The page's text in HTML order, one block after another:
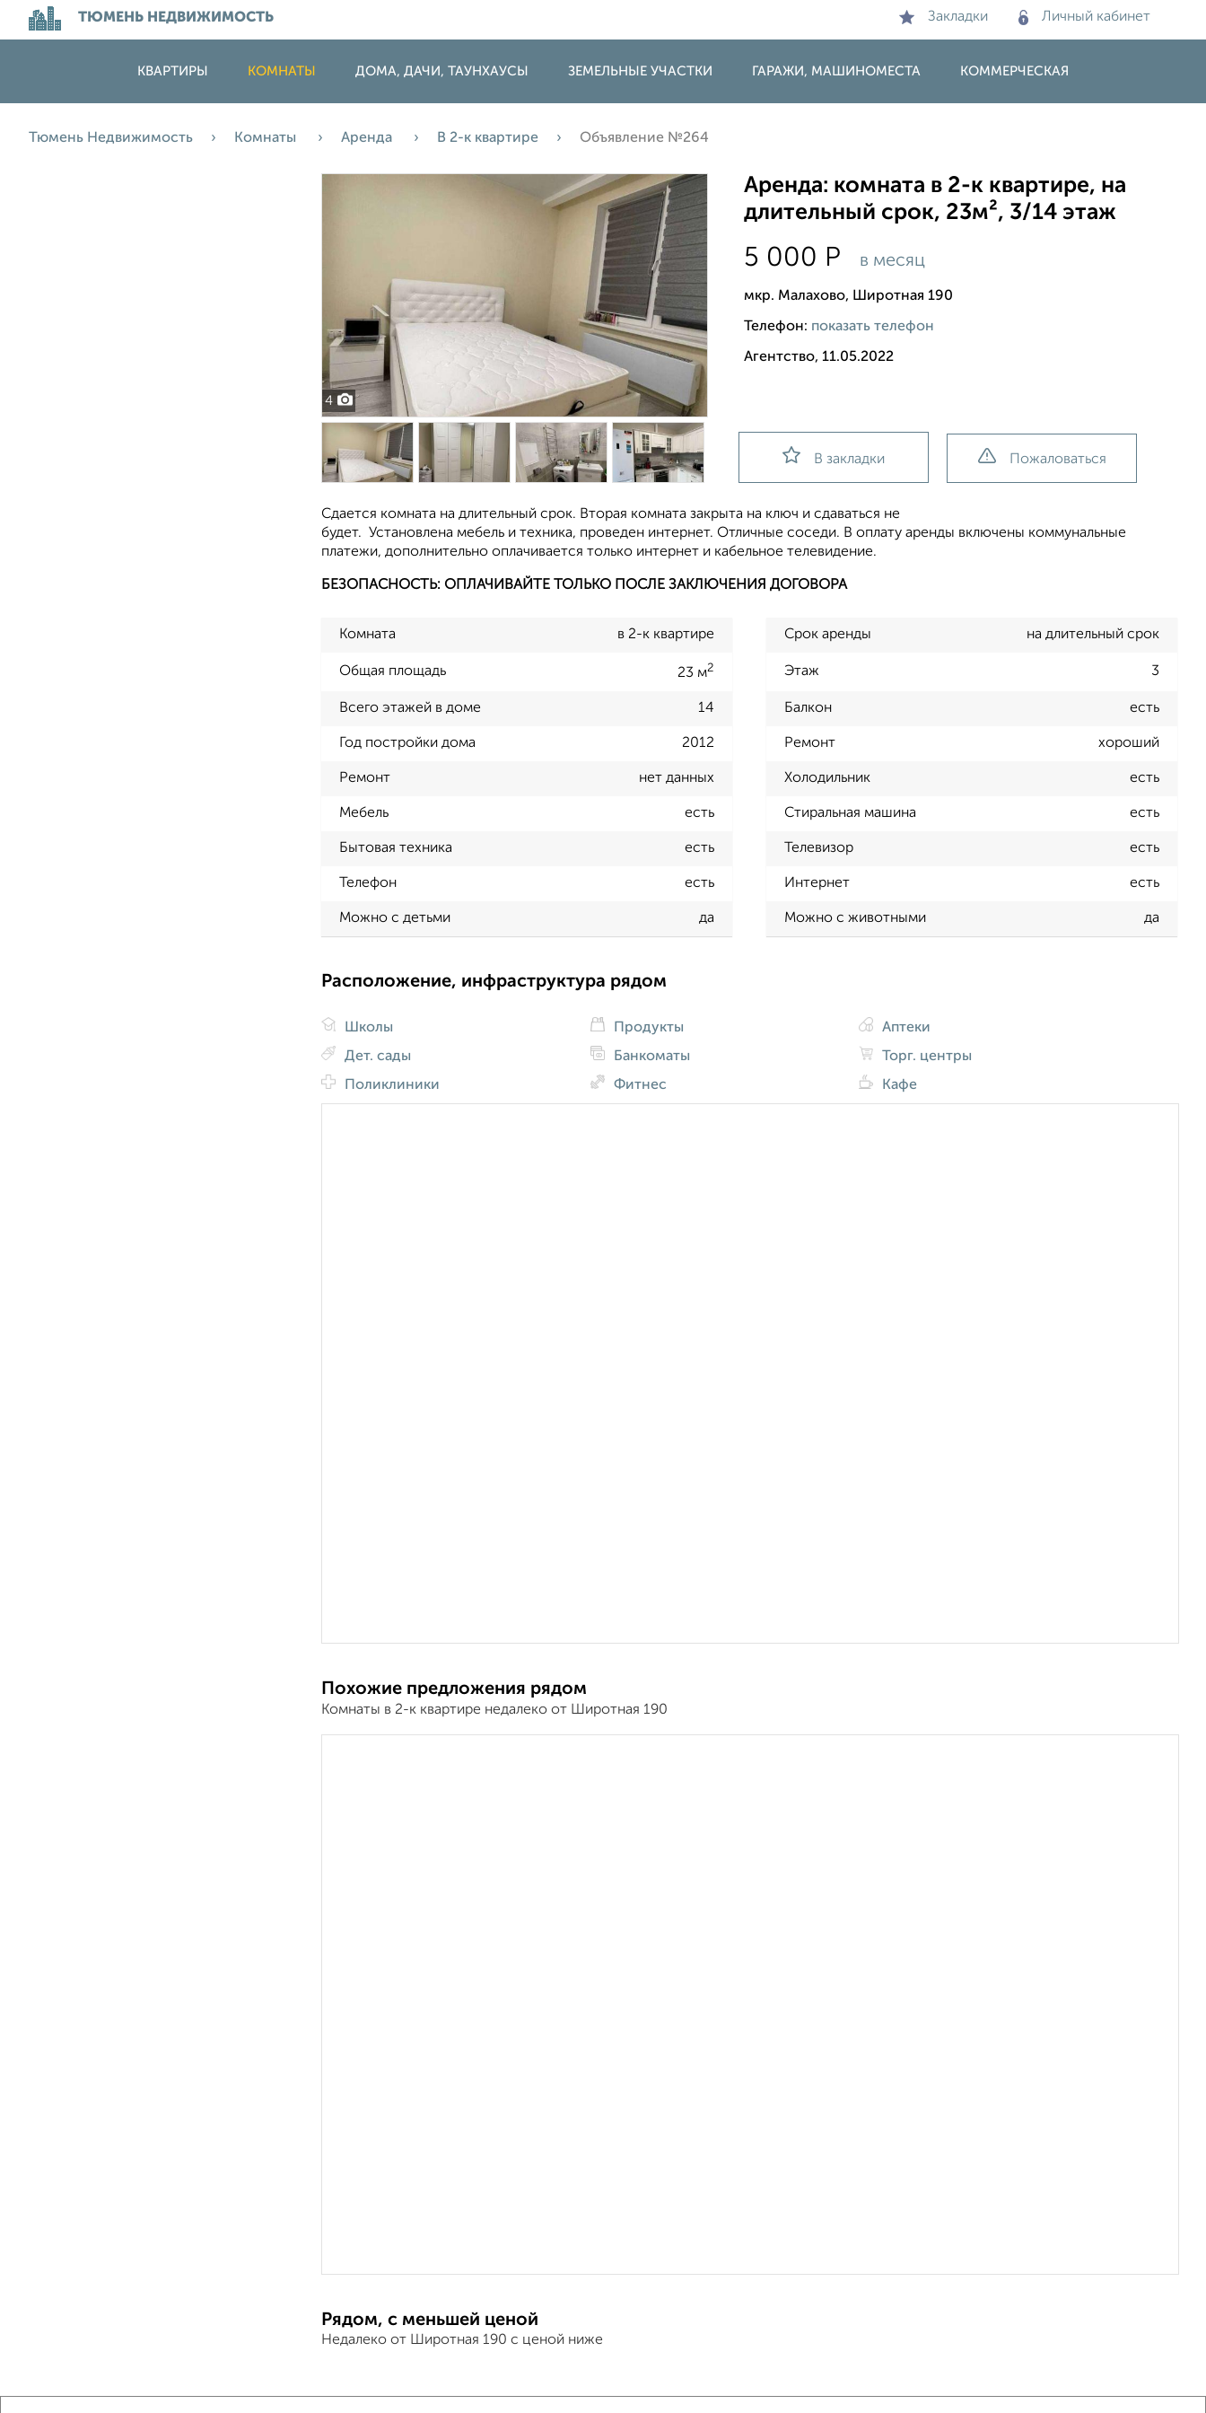
ТЮМЕНЬ НЕДВИЖИМОСТЬ Закладки Личный кабинет
КВАРТИРЫ КОМНАТЫ ДОМА, ДАЧИ, ТАУНХАУСЫ ЗЕМЕЛЬНЫЕ УЧАСТКИ ГАРАЖИ, МАШИНОМЕСТА КОММЕРЧЕСКАЯ
Тюмень Недвижимость Комнаты Аренда В 2-к квартире Объявление №264
4
Аренда: комната в 2-к квартире, на
длительный срок, 23м², 3/14 этаж
5 000 Р в месяц
мкр. Малахово, Широтная 190
Телефон: показать телефон
Агентство, 11.05.2022
В закладки Пожаловаться
Сдается комната на длительный срок. Вторая комната закрыта на ключ и сдаваться не
будет. Установлена мебель и техника, проведен интернет. Отличные соседи. В оплату аренды включены коммунальные
платежи, дополнительно оплачивается только интернет и кабельное телевидение.
БЕЗОПАСНОСТЬ: ОПЛАЧИВАЙТЕ ТОЛЬКО ПОСЛЕ ЗАКЛЮЧЕНИЯ ДОГОВОРА
Комната в 2-к квартире Срок аренды на длительный срок
Общая площадь 23 м2 Этаж 3
Всего этажей в доме 14 Балкон есть
Год постройки дома 2012 Ремонт хороший
Ремонт нет данных Холодильник есть
Мебель есть Стиральная машина есть
Бытовая техника есть Телевизор есть
Телефон есть Интернет есть
Можно с детьми да Можно с животными да
Расположение, инфраструктура рядом
Школы
Дет. сады
Поликлиники
Продукты
Банкоматы
Фитнес
Аптеки
Торг. центры
Кафе
Похожие предложения рядом
Комнаты в 2-к квартире недалеко от Широтная 190
Рядом, с меньшей ценой
Недалеко от Широтная 190 с ценой ниже